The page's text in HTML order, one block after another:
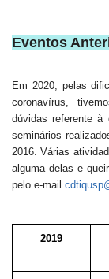
Eventos
Em 2020, pelas
coronavírus,
dúvidas referente
seminários
2016. Várias
alguma delas e
pelo e-mail
2019